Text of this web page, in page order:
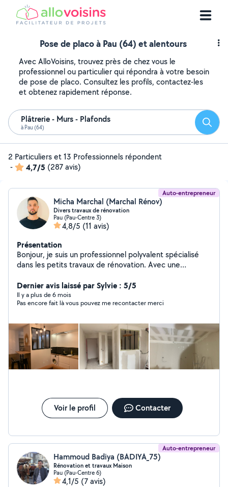
Pose de placo à Pau (64) et alentours
Avec AlloVoisins, trouvez près de chez vous le
professionnel ou particulier qui répondra à votre besoin
de pose de placo. Consultez les profils, contactez-les
et obtenez rapidement réponse.
Plâtrerie - Murs - Plafonds
à Pau (64)
2 Particuliers et 13 Professionnels répondent
-
4,7/5 (287 avis)
Auto-entrepreneur
Micha Marchal (Marchal Rénov)
Divers travaux de rénovation
Pau (Pau-Centre 3)
4,8/5 (11 avis)
Présentation
Bonjour, je suis un professionnel polyvalent spécialisé
dans les petits travaux de rénovation. Avec une
de parquet stratifié, montage de meubles, et bien plus
encore, je suis prêt à vous aider à donner vie à vos
projets de rénovation. Mon objectif est de fournir un
besoins. N'hésitez pas à me contacter pour discuter de
vos projets et obtenir un devis personnalisé.
Dernier avis laissé par Sylvie : 5/5
Il y a plus de 6 mois
Pas encore fait là vous pouvez me recontacter merci
Voir le profil Contacter
Auto-entrepreneur
Hammoud Badiya (BADIYA_75)
Rénovation et travaux Maison
Pau (Pau-Centre 6)
4,1/5 (7 avis)